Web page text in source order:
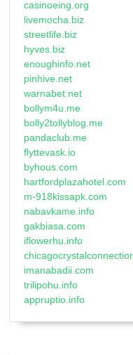
casinoeing.org
livemocha.biz
streetlife.biz
hyves.biz
enoughinfo.net
pinhive.net
warnabet.net
bollym4u.me
bolly2tollyblog.me
pandaclub.me
flyttevask.io
byhous.com
hartfordplazahotel.com
m-918kissapk.com
nabavkame.info
gakbiasa.com
iflowerhu.info
imanabadii.com
trilipohu.info
appruptio.info